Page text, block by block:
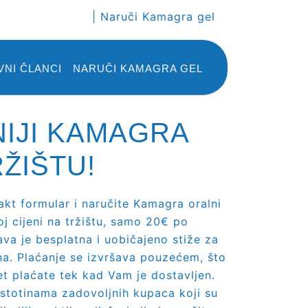
Naruči Kamagra gel
ČLANCI NARUČI KAMAGRA GEL
KAMAGRA
formular i naručite Kamagra oralni
cijeni na tržištu, samo 20€ po
je besplatna i uobičajeno stiže za
Plaćanje se izvršava pouzećem, što
plaćate tek kad Vam je dostavljen.
zadovoljnih kupaca koji su